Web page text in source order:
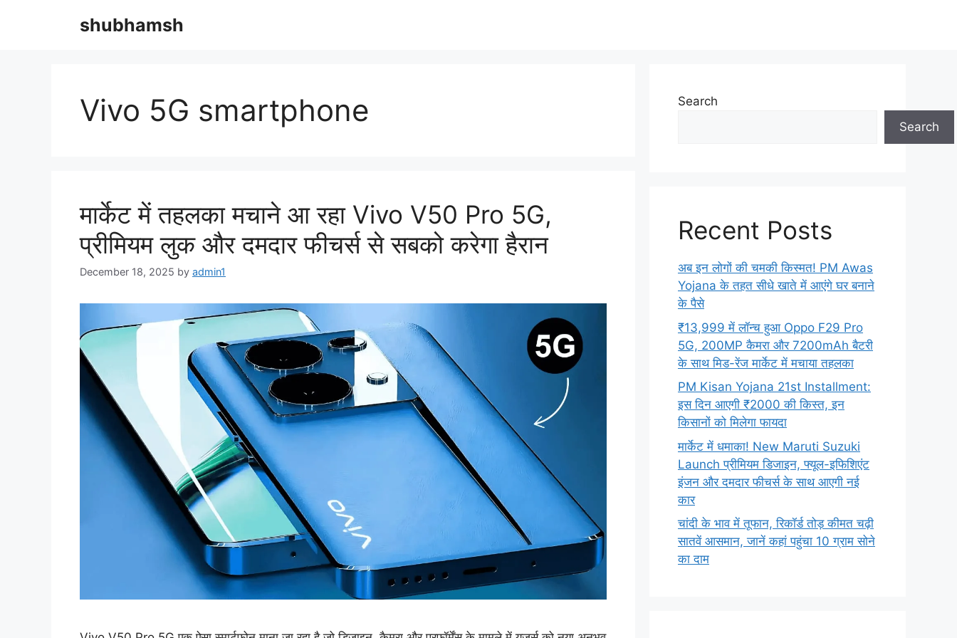
shubhamsh
Vivo 5G smartphone
मार्केट में तहलका मचाने आ रहा Vivo V50 Pro 5G,
प्रीमियम लुक और दमदार फीचर्स से सबको करेगा हैरान
December 18, 2025 by admin1
Search
Search
Recent Posts
अब इन लोगों की चमकी किस्मत! PM Awas
Yojana के तहत सीधे खाते में आएंगे घर बनाने
के पैसे
₹13,999 में लॉन्च हुआ Oppo F29 Pro
5G, 200MP कैमरा और 7200mAh बैटरी
के साथ मिड-रेंज मार्केट में मचाया तहलका
PM Kisan Yojana 21st Installment:
इस दिन आएगी ₹2000 की किस्त, इन
किसानों को मिलेगा फायदा
मार्केट में धमाका! New Maruti Suzuki
Launch प्रीमियम डिजाइन, फ्यूल-इफिशिएंट
इंजन और दमदार फीचर्स के साथ आएगी नई
कार
चांदी के भाव में तूफान, रिकॉर्ड तोड़ कीमत चढ़ी
सातवें आसमान, जानें कहां पहुंचा 10 ग्राम सोने
का दाम